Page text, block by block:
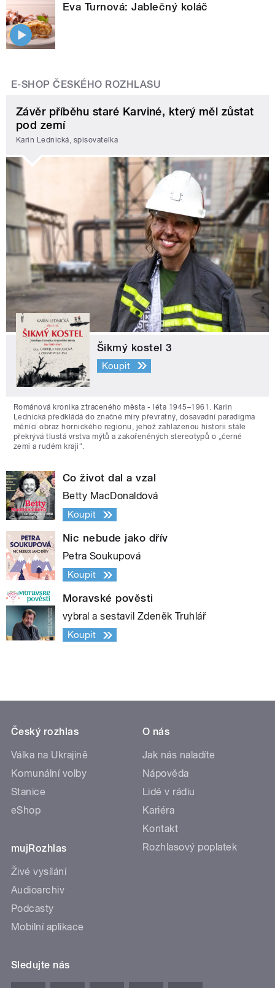
Eva Turnová: Jablečný koláč
E-SHOP ČESKÉHO ROZHLASU
Závěr příběhu staré Karviné, který měl zůstat
pod zemí
Karin Lednická, spisovatelka
Šikmý kostel 3
Koupit
Románová kronika ztraceného města - léta 1945–1961. Karin
Lednická předkládá do značné míry převratný, dosavadní paradigma
měnící obraz hornického regionu, jehož zahlazenou historii stále
překrývá tlustá vrstva mýtů a zakořeněných stereotypů o „černé
zemi a rudém kraji“.
Co život dal a vzal
Betty MacDonaldová
Koupit
Nic nebude jako dřív
Petra Soukupová
Koupit
Moravské pověsti
vybral a sestavil Zdeněk Truhlář
Koupit
Český rozhlas
Válka na Ukrajině
Komunální volby
Stanice
eShop
mujRozhlas
Živé vysílání
Audioarchiv
Podcasty
Mobilní aplikace
O nás
Jak nás naladíte
Nápověda
Lidé v rádiu
Kariéra
Kontakt
Rozhlasový poplatek
Sledujte nás